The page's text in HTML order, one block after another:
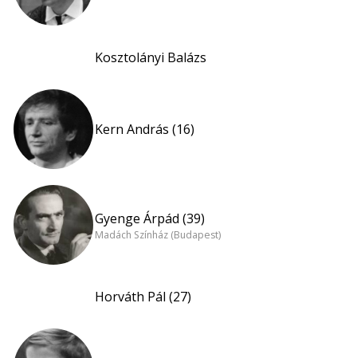
Kosztolányi Balázs
Kern András (16)
Gyenge Árpád (39)
Madách Színház (Budapest)
Horváth Pál (27)